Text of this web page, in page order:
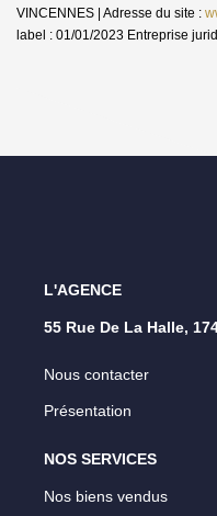
VINCENNES | Adresse du site :
label : 01/01/2023 Entreprise
L'AGENCE
55 Rue De La Halle,
Nous contacter
Présentation
NOS SERVICES
Nos biens vendus